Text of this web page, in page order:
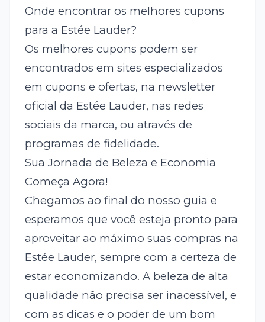
Onde encontrar os melhores cupons
para a Estée Lauder?
Os melhores cupons podem ser
encontrados em sites especializados
em cupons e ofertas, na newsletter
oficial da Estée Lauder, nas redes
sociais da marca, ou através de
programas de fidelidade.
Sua Jornada de Beleza e Economia
Começa Agora!
Chegamos ao final do nosso guia e
esperamos que você esteja pronto para
aproveitar ao máximo suas compras na
Estée Lauder, sempre com a certeza de
estar economizando. A beleza de alta
qualidade não precisa ser inacessível, e
com as dicas e o poder de um bom